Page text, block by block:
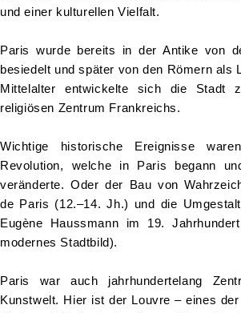
und einer kulturellen Vielfalt.
Paris wurde bereits in der Antike von
besiedelt und später von den Römern als
Mittelalter entwickelte sich die Stadt
religiösen Zentrum Frankreichs.
Wichtige historische Ereignisse
Revolution, welche in Paris begann
veränderte. Oder der Bau von
de Paris (12.–14. Jh.) und die
Eugène Haussmann im 19.
modernes Stadtbild).
Paris war auch jahrhundertelang
Kunstwelt. Hier ist der Louvre – eines